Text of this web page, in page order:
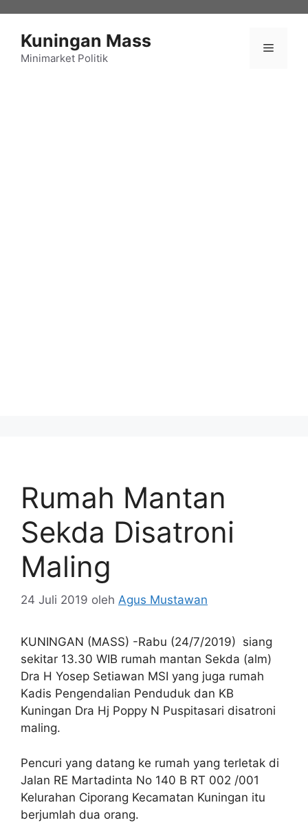
Kuningan Mass
Minimarket Politik
Menu
Rumah Mantan
Sekda Disatroni
Maling
24 Juli 2019 oleh Agus Mustawan
KUNINGAN (MASS) -Rabu (24/7/2019) siang
sekitar 13.30 WIB rumah mantan Sekda (alm)
Dra H Yosep Setiawan MSI yang juga rumah
Kadis Pengendalian Penduduk dan KB
Kuningan Dra Hj Poppy N Puspitasari disatroni
maling.
Pencuri yang datang ke rumah yang terletak di
Jalan RE Martadinta No 140 B RT 002 /001
Kelurahan Ciporang Kecamatan Kuningan itu
berjumlah dua orang.